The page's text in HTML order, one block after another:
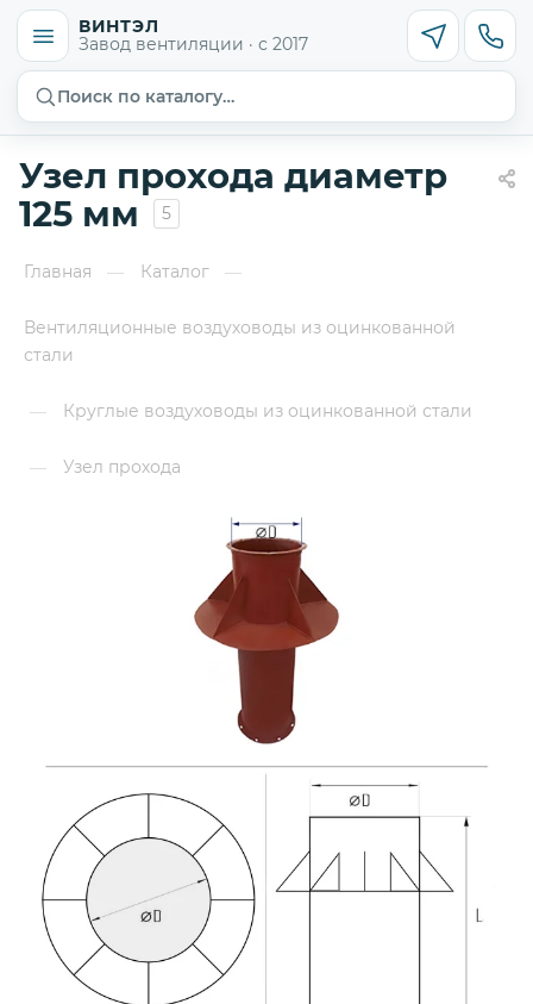
ВИНТЭЛ
Завод вентиляции · с 2017
Поиск по каталогу…
Узел прохода диаметр
125 мм
5
Главная — Каталог —
Вентиляционные воздуховоды из оцинкованной
стали
— Круглые воздуховоды из оцинкованной стали
— Узел прохода